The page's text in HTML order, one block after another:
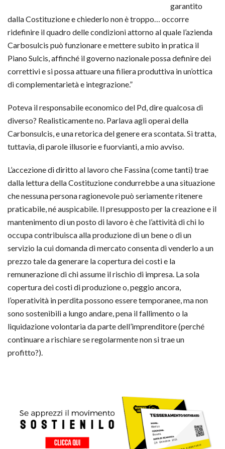
garantito
dalla Costituzione e chiederlo non è troppo… occorre
ridefinire il quadro delle condizioni attorno al quale l’azienda
Carbosulcis può funzionare e mettere subito in pratica il
Piano Sulcis, affinché il governo nazionale possa definire dei
correttivi e si possa attuare una filiera produttiva in un’ottica
di complementarietà e integrazione.”
Poteva il responsabile economico del Pd, dire qualcosa di
diverso? Realisticamente no. Parlava agli operai della
Carbonsulcis, e una retorica del genere era scontata. Si tratta,
tuttavia, di parole illusorie e fuorvianti, a mio avviso.
L’accezione di diritto al lavoro che Fassina (come tanti) trae
dalla lettura della Costituzione condurrebbe a una situazione
che nessuna persona ragionevole può seriamente ritenere
praticabile, né auspicabile. Il presupposto per la creazione e il
mantenimento di un posto di lavoro è che l’attività di chi lo
occupa contribuisca alla produzione di un bene o di un
servizio la cui domanda di mercato consenta di venderlo a un
prezzo tale da generare la copertura dei costi e la
remunerazione di chi assume il rischio di impresa. La sola
copertura dei costi di produzione o, peggio ancora,
l’operatività in perdita possono essere temporanee, ma non
sono sostenibili a lungo andare, pena il fallimento o la
liquidazione volontaria da parte dell’imprenditore (perché
continuare a rischiare se regolarmente non si trae un
profitto?).